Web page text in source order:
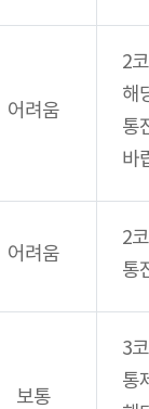
어려움
2
해
통
바
어려움
2
통
보통
3
통